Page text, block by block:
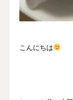
こんにちは